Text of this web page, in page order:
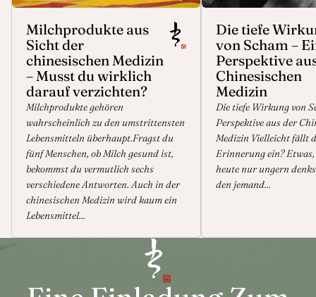
Milchprodukte aus
Sicht der
chinesischen Medizin
– Musst du wirklich
darauf verzichten?
Milchprodukte gehören
wahrscheinlich zu den umstrittensten
Lebensmitteln überhaupt.Fragst du
fünf Menschen, ob Milch gesund ist,
bekommst du vermutlich sechs
verschiedene Antworten. Auch in der
chinesischen Medizin wird kaum ein
Lebensmittel...
Die tiefe
von Scham –
Perspektive
Chinesischen
Medizin
Die tiefe Wirkung von
Perspektive aus der
Medizin Vielleicht fällt
Erinnerung ein?
heute nur ungern
den jemand...